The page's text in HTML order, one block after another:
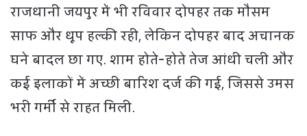
राजधानी जयपुर में भी रविवार दोपहर तक मौसम
साफ और धूप हल्की रही, लेकिन दोपहर बाद अचानक
घने बादल छा गए. शाम होते-होते तेज आंधी चली और
कई इलाकों में अच्छी बारिश दर्ज की गई, जिससे उमस
भरी गर्मी से राहत मिली.